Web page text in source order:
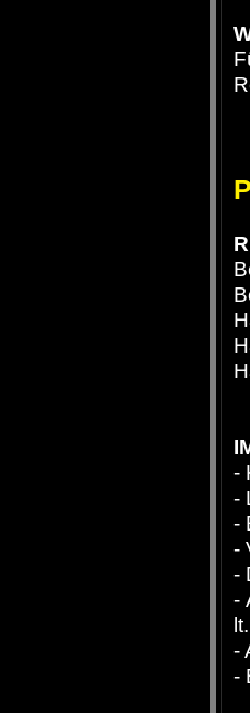
-
-
-
-
-
-
-
-